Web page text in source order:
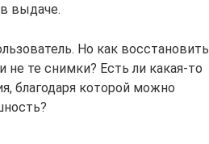
выдаче.
Но как восстановить
не те снимки? Есть ли какая-то
благодаря которой можно